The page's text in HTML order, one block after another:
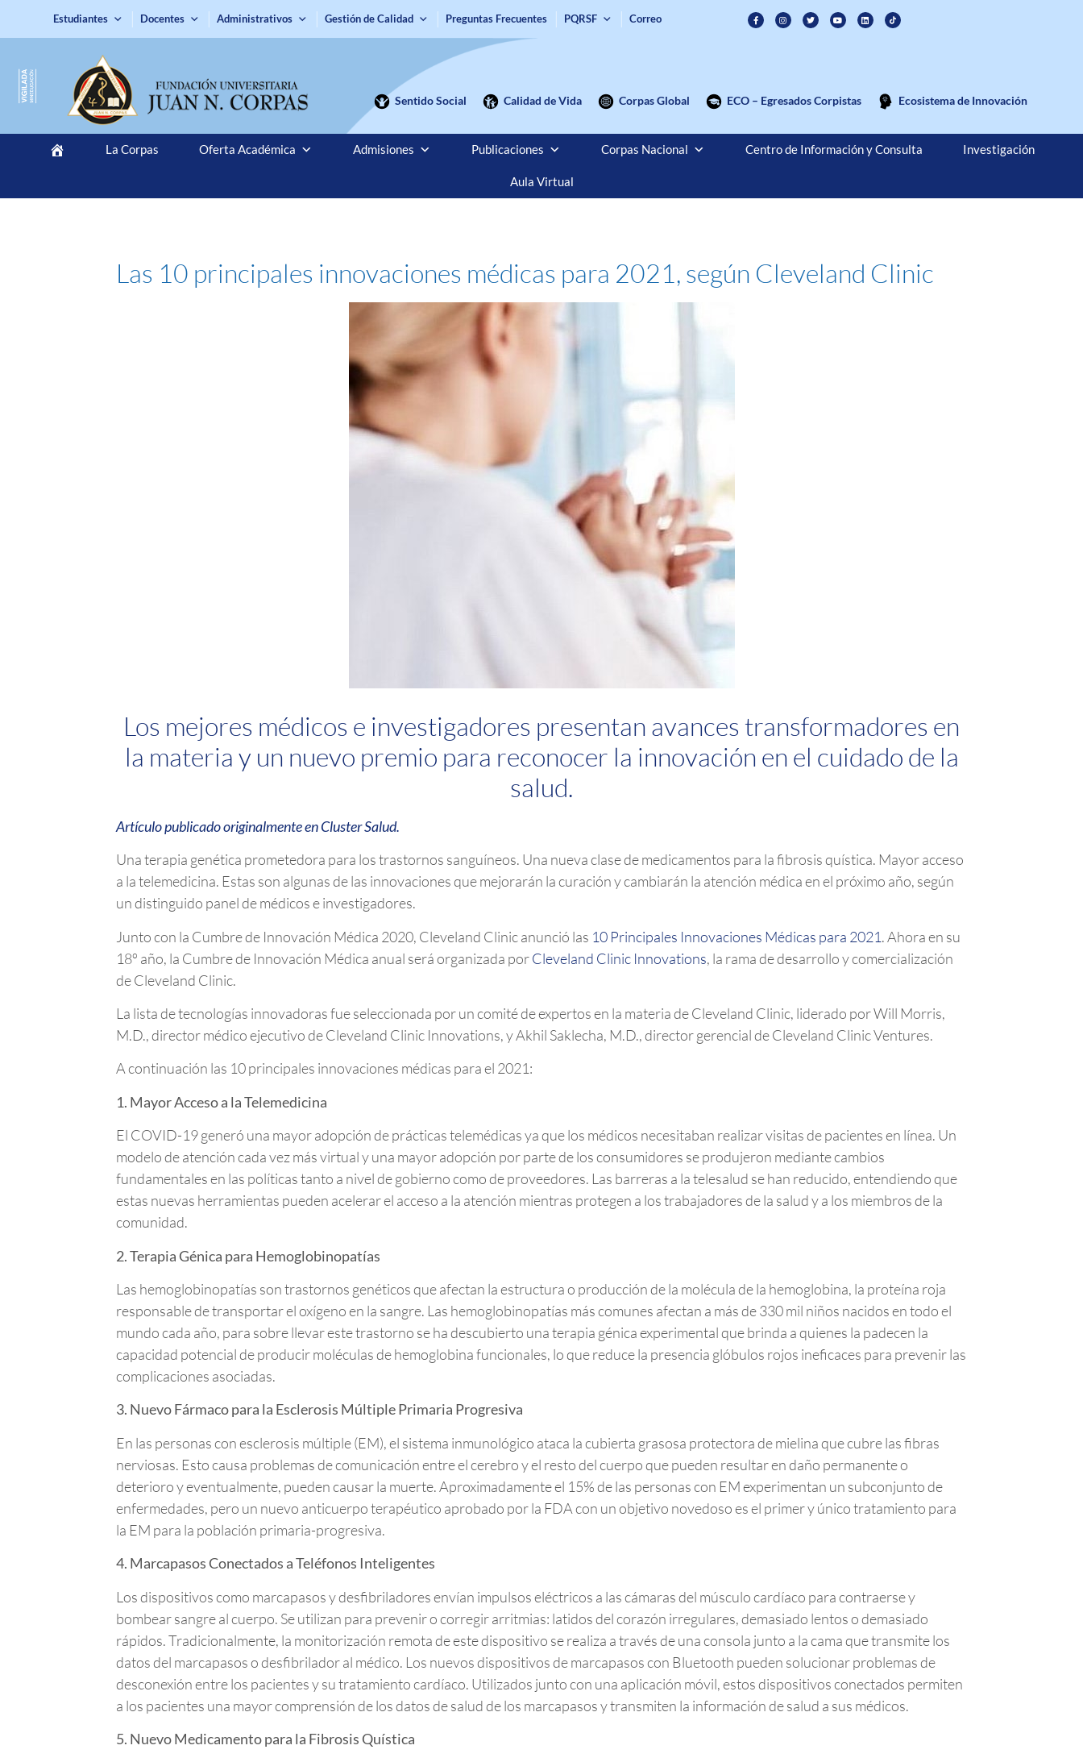
Estudiantes Docentes Administrativos Gestión de Calidad Preguntas Frecuentes PQRSF Correo
Sentido Social Calidad de Vida Corpas Global ECO – Egresados Corpistas Ecosistema de Innovación
La Corpas Oferta Académica Admisiones Publicaciones Corpas Nacional Centro de Información y Consulta Investigación
Aula Virtual
Las 10 principales innovaciones médicas para 2021, según Cleveland Clinic
Los mejores médicos e investigadores presentan avances transformadores en
la materia y un nuevo premio para reconocer la innovación en el cuidado de la
salud.
Artículo publicado originalmente en Cluster Salud.
Una terapia genética prometedora para los trastornos sanguíneos. Una nueva clase de medicamentos para la fibrosis quística. Mayor acceso
a la telemedicina. Estas son algunas de las innovaciones que mejorarán la curación y cambiarán la atención médica en el próximo año, según
un distinguido panel de médicos e investigadores.
Junto con la Cumbre de Innovación Médica 2020, Cleveland Clinic anunció las 10 Principales Innovaciones Médicas para 2021. Ahora en su
18º año, la Cumbre de Innovación Médica anual será organizada porCleveland Clinic Innovations, la rama de desarrollo y comercialización
de Cleveland Clinic.
La lista de tecnologías innovadoras fue seleccionada por un comité de expertos en la materia de Cleveland Clinic, liderado por Will Morris,
M.D., director médico ejecutivo de Cleveland Clinic Innovations, y Akhil Saklecha, M.D., director gerencial de Cleveland Clinic Ventures.
A continuación las 10 principales innovaciones médicas para el 2021:
1. Mayor Acceso a la Telemedicina
El COVID-19 generó una mayor adopción de prácticas telemédicas ya que los médicos necesitaban realizar visitas de pacientes en línea. Un
modelo de atención cada vez más virtual y una mayor adopción por parte de los consumidores se produjeron mediante cambios
fundamentales en las políticas tanto a nivel de gobierno como de proveedores. Las barreras a la telesalud se han reducido, entendiendo que
estas nuevas herramientas pueden acelerar el acceso a la atención mientras protegen a los trabajadores de la salud y a los miembros de la
comunidad.
2. Terapia Génica para Hemoglobinopatías
Las hemoglobinopatías son trastornos genéticos que afectan la estructura o producción de la molécula de la hemoglobina, la proteína roja
responsable de transportar el oxígeno en la sangre. Las hemoglobinopatías más comunes afectan a más de 330 mil niños nacidos en todo el
mundo cada año, para sobre llevar este trastorno se ha descubierto una terapia génica experimental que brinda a quienes la padecen la
capacidad potencial de producir moléculas de hemoglobina funcionales, lo que reduce la presencia glóbulos rojos ineficaces para prevenir las
complicaciones asociadas.
3. Nuevo Fármaco para la Esclerosis Múltiple Primaria Progresiva
En las personas con esclerosis múltiple (EM), el sistema inmunológico ataca la cubierta grasosa protectora de mielina que cubre las fibras
nerviosas. Esto causa problemas de comunicación entre el cerebro y el resto del cuerpo que pueden resultar en daño permanente o
deterioro y eventualmente, pueden causar la muerte. Aproximadamente el 15% de las personas con EM experimentan un subconjunto de
enfermedades, pero un nuevo anticuerpo terapéutico aprobado por la FDA con un objetivo novedoso es el primer y único tratamiento para
la EM para la población primaria-progresiva.
4. Marcapasos Conectados a Teléfonos Inteligentes
Los dispositivos como marcapasos y desfibriladores envían impulsos eléctricos a las cámaras del músculo cardíaco para contraerse y
bombear sangre al cuerpo. Se utilizan para prevenir o corregir arritmias: latidos del corazón irregulares, demasiado lentos o demasiado
rápidos. Tradicionalmente, la monitorización remota de este dispositivo se realiza a través de una consola junto a la cama que transmite los
datos del marcapasos o desfibrilador al médico. Los nuevos dispositivos de marcapasos con Bluetooth pueden solucionar problemas de
desconexión entre los pacientes y su tratamiento cardíaco. Utilizados junto con una aplicación móvil, estos dispositivos conectados permiten
a los pacientes una mayor comprensión de los datos de salud de los marcapasos y transmiten la información de salud a sus médicos.
5. Nuevo Medicamento para la Fibrosis Quística